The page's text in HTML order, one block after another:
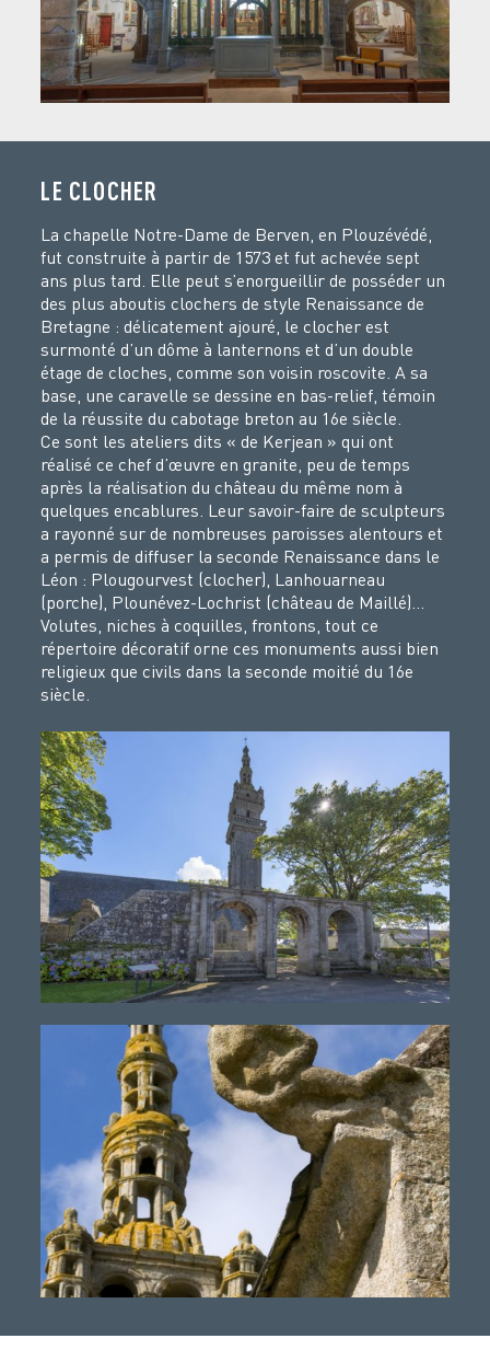
LE CLOCHER
La chapelle Notre-Dame de Berven, en Plouzévédé,
fut construite à partir de 1573 et fut achevée sept
ans plus tard. Elle peut s’enorgueillir de posséder un
des plus aboutis clochers de style Renaissance de
Bretagne : délicatement ajouré, le clocher est
surmonté d’un dôme à lanternons et d’un double
étage de cloches, comme son voisin roscovite. A sa
base, une caravelle se dessine en bas-relief, témoin
de la réussite du cabotage breton au 16e siècle.
Ce sont les ateliers dits « de Kerjean » qui ont
réalisé ce chef d’œuvre en granite, peu de temps
après la réalisation du château du même nom à
quelques encablures. Leur savoir-faire de sculpteurs
a rayonné sur de nombreuses paroisses alentours et
a permis de diffuser la seconde Renaissance dans le
Léon : Plougourvest (clocher), Lanhouarneau
(porche), Plounévez-Lochrist (château de Maillé)…
Volutes, niches à coquilles, frontons, tout ce
répertoire décoratif orne ces monuments aussi bien
religieux que civils dans la seconde moitié du 16e
siècle.